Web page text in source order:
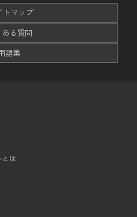
マップ
る質問
語集
とは